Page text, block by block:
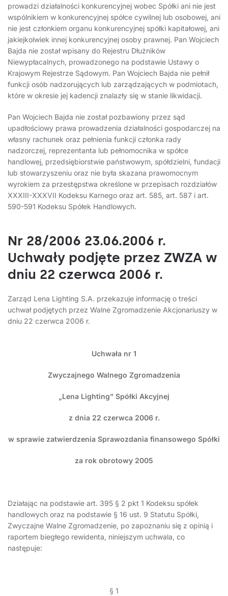
prowadzi działalności konkurencyjnej wobec Spółki ani nie jest
wspólnikiem w konkurencyjnej spółce cywilnej lub osobowej, ani
nie jest członkiem organu konkurencyjnej spółki kapitałowej, ani
jakiejkolwiek innej konkurencyjnej osoby prawnej. Pan Wojciech
Bajda nie został wpisany do Rejestru Dłużników
Niewypłacalnych, prowadzonego na podstawie Ustawy o
Krajowym Rejestrze Sądowym. Pan Wojciech Bajda nie pełnił
funkcji osób nadzorujących lub zarządzających w podmiotach,
które w okresie jej kadencji znalazły się w stanie likwidacji.
Pan Wojciech Bajda nie został pozbawiony przez sąd
upadłościowy prawa prowadzenia działalności gospodarczej na
własny rachunek oraz pełnienia funkcji członka rady
nadzorczej, reprezentanta lub pełnomocnika w spółce
handlowej, przedsiębiorstwie państwowym, spółdzielni, fundacji
lub stowarzyszeniu oraz nie była skazana prawomocnym
wyrokiem za przestępstwa określone w przepisach rozdziałów
XXXIII-XXXVII Kodeksu Karnego oraz art. 585, art. 587 i art.
590-591 Kodeksu Spółek Handlowych.
Nr 28/2006 23.06.2006 r.
Uchwały podjęte przez ZWZA w
dniu 22 czerwca 2006 r.
Zarząd Lena Lighting S.A. przekazuje informację o treści
uchwał podjętych przez Walne Zgromadzenie Akcjonariuszy w
dniu 22 czerwca 2006 r.
Uchwała nr 1
Zwyczajnego Walnego Zgromadzenia
„Lena Lighting” Spółki Akcyjnej
z dnia 22 czerwca 2006 r.
w sprawie zatwierdzenia Sprawozdania finansowego Spółki
za rok obrotowy 2005
Działając na podstawie art. 395 § 2 pkt 1 Kodeksu spółek
handlowych oraz na podstawie § 16 ust. 9 Statutu Spółki,
Zwyczajne Walne Zgromadzenie, po zapoznaniu się z opinią i
raportem biegłego rewidenta, niniejszym uchwala, co
następuje:
§ 1